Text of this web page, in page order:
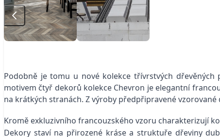
Podobně je tomu u nové kolekce třívrstvých dřevěných
motivem čtyř dekorů kolekce Chevron je elegantní
na krátkých stranách. Z výroby předpřipravené
Kromě exkluzivního francouzského vzoru charakterizují
Dekory staví na přirozené kráse a struktuře dřeviny